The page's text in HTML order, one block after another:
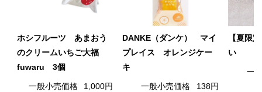
ホシフルーツ あまおう
のクリームいちご大福
fuwaru 3個
一般小売価格 1,000円
DANKE（ダンケ） マイ
プレイス オレンジケー
キ
一般小売価格 138円
【夏限
い
一